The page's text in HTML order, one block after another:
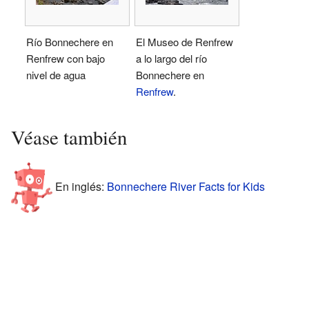
Río Bonnechere en
Renfrew con bajo
nivel de agua
El Museo de Renfrew
a lo largo del río
Bonnechere en
Renfrew.
Véase también
En inglés: Bonnechere River Facts for Kids